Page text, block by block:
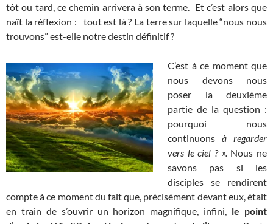
tôt ou tard, ce chemin arrivera à son terme. Et c’est alors que
naît la réflexion : tout est là ? La terre sur laquelle “nous nous
trouvons” est-elle notre destin définitif ?
C’est à ce moment que
nous devons nous
poser la deuxième
partie de la question :
pourquoi nous
continuons à regarder
vers le ciel ? ». Nous ne
savons pas si les
disciples se rendirent
compte à ce moment du fait que, précisément devant eux, était
en train de s’ouvrir un horizon magnifique, infini, le point